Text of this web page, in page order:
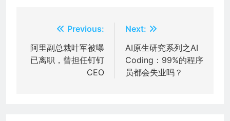
章
导
Previous:
阿里副总裁叶军被曝
已离职，曾担任钉钉
CEO
Next:
AI原生研究系列之AI
Coding：99%的程序
员都会失业吗？